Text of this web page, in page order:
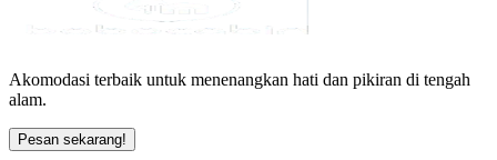
Akomodasi terbaik untuk menenangkan hati dan pikiran di tengah
alam.
Pesan sekarang!